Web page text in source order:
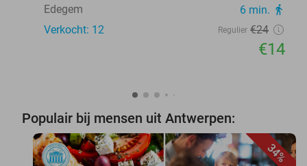
Edegem
6 min. directions_walk
Verkocht: 12 Regulier €24
€14
Populair bij mensen uit Antwerpen:
34%